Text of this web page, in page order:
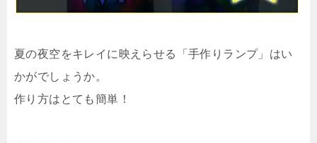
夏の夜空をキレイに映えらせる「手作りランプ」はい
かがでしょうか。
作り方はとても簡単！